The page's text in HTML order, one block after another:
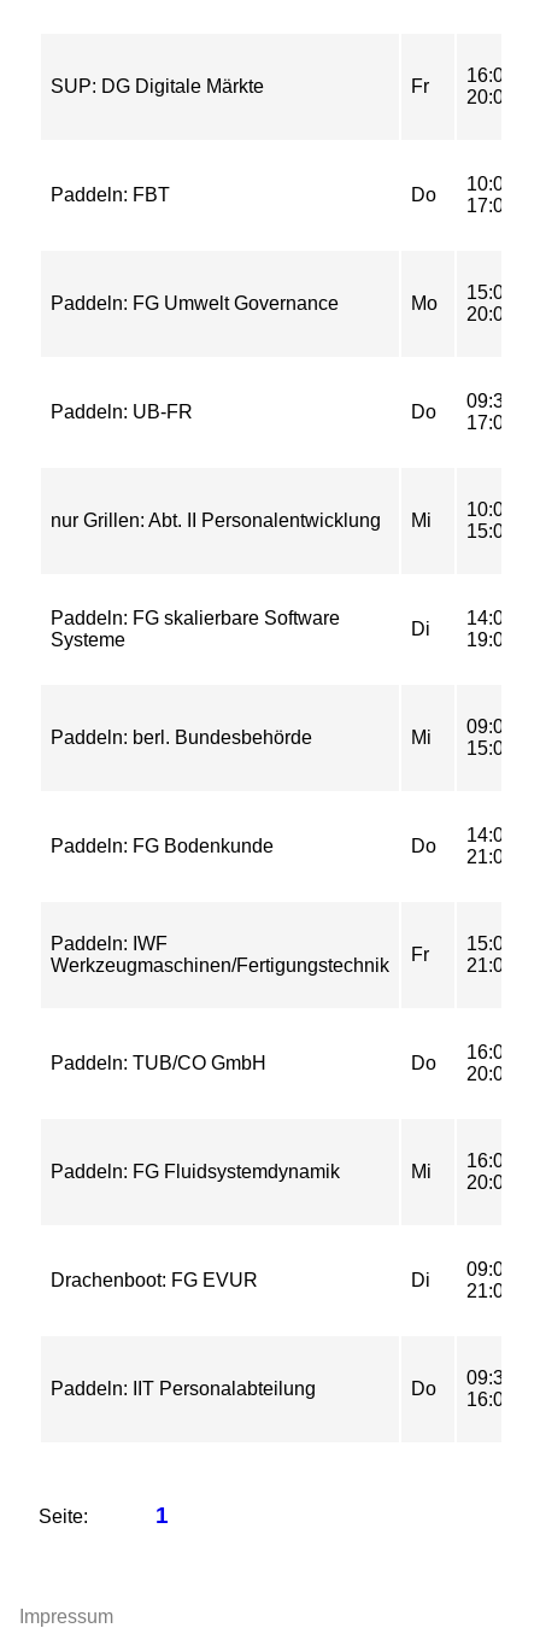
SUP: DG Digitale Märkte Fr
16:00-
20:00
Paddeln: FBT Do
10:00-
17:00
Paddeln: FG Umwelt Governance Mo
15:00-
20:00
Paddeln: UB-FR Do
09:30-
17:00
nur Grillen: Abt. II Personalentwicklung Mi
10:00-
15:00
Paddeln: FG skalierbare Software
Systeme
Di
14:00-
19:00
Paddeln: berl. Bundesbehörde Mi
09:00-
15:00
Paddeln: FG Bodenkunde Do
14:00-
21:00
Paddeln: IWF
Werkzeugmaschinen/Fertigungstechnik
Fr
15:00-
21:00
Paddeln: TUB/CO GmbH Do
16:00-
20:00
Paddeln: FG Fluidsystemdynamik Mi
16:00-
20:00
Drachenboot: FG EVUR Di
09:00-
21:00
Paddeln: IIT Personalabteilung Do
09:30-
16:00
Seite: 1
Impressum